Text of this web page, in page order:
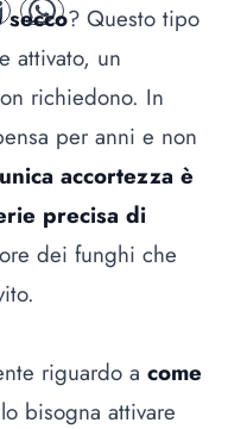
whatsapp
? Questo tipo
attivato, un
richiedono. In
per anni e non
unica accortezza è
precisa di
dei funghi che
.
riguardo a come
bisogna attivare